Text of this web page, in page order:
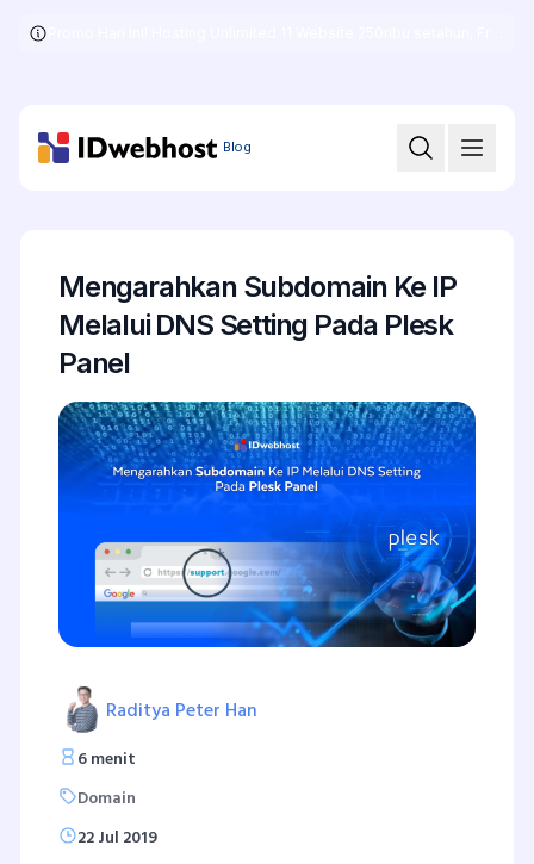
Blog
Mengarahkan Subdomain Ke IP
Melalui DNS Setting Pada Plesk
Panel
Raditya Peter Han
6 menit
Domain
22 Jul 2019